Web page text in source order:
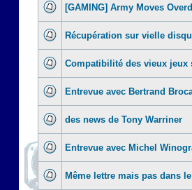
[GAMING] Army Moves
Récupération sur vielle
Compatibilité des vieux jeux
Entrevue avec Bertrand
des news de Tony Warriner
Entrevue avec Michel
Même lettre mais pas dans